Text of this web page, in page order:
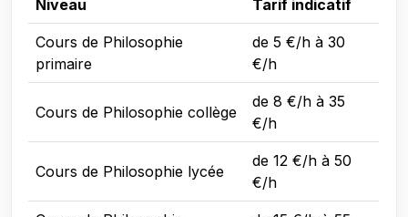
Niveau Tarif indicatif
Cours de Philosophie
primaire
de 5 €/h à 30
€/h
Cours de Philosophie collège
de 8 €/h à 35
€/h
Cours de Philosophie lycée
de 12 €/h à 50
€/h